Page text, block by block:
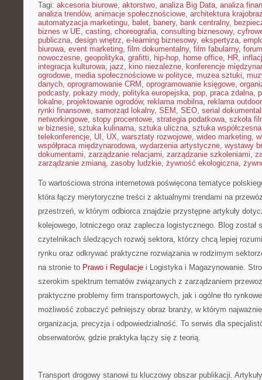
Tagi: akcesoria biurowe, aktorstwo, analiza Big Data, analiza
analiza trendów, animacje społecznościowe, architektura
automatyzacja marketingu, balet, banery, bank centralny,
biznes w UE, casting, choreografia, consulting biznesowy,
publiczna, design wnętrz, e-learning biznesowy, ekspertyza,
biurowa, event marketing, film dokumentalny, film fabularny,
nowoczesne, geopolityka, grafitti, hip-hop, home office, HR,
integracja kulturowa, jazz, kino niezależne, konferencje
ogrodowe, media społecznościowe w polityce, muzea sztuki,
danych, oprogramowanie CRM , oprogramowanie księgowe,
podcasty, pokazy mody, polityka europejska, pop, praca zdalna,
lokalne, projektowanie ogrodów, reklama mobilna, reklama outdoor
rynki finansowe, samorząd lokalny, SEM , SEO, serial
networkingowe, stopy procentowe, strategia podatkowa, szkoła
w biznesie, sztuka kulinarna, sztuka uliczna, sztuka współczesna
telekonferencje, UI , UX, warsztaty rozwojowe, wideo marketing,
współpraca międzynarodowa, wydarzenia artystyczne, wystawy
dokumentami, zarządzanie relacjami, zarządzanie szkoleniami,
zarządzanie zmianą, zasoby ludzkie, żywność ekologiczna,
To wartościowa strona internetowa poświęcona tematyce
która łączy merytoryczne treści z aktualnymi trendami na
przestrzeń, w którym odbiorca znajdzie przystępne artykuły
kolejowego, lotniczego oraz zaplecza logistycznego. Blog został
czytelnikach śledzących rozwój sektora, którzy chcą lepiej
rynku oraz odkrywać praktyczne rozwiązania w rodzimym
na stronie to Prawo i Regulacje i Logistyka i Magazynowanie.
szerokim spektrum tematów związanych z zarządzaniem
praktyczne problemy firm transportowych, jak i ogólne tło
możliwość zobaczyć pełniejszy obraz branży, w którym
organizacja, precyzja i odpowiedzialność. To serwis dla
obserwatorów, gdzie praktyka łączy się z teorią.
Transport drogowy stanowi tu kluczowy obszar publikacji.